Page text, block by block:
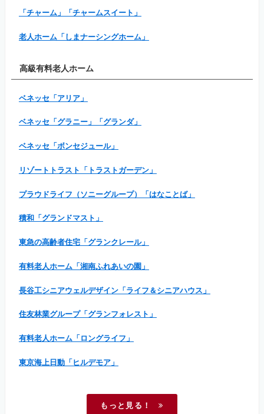
「チャーム」「チャームスイート」
老人ホーム「しまナーシングホーム」
高級有料老人ホーム
ベネッセ「アリア」
ベネッセ「グラニー」「グランダ」
ベネッセ「ボンセジュール」
リゾートトラスト「トラストガーデン」
プラウドライフ（ソニーグループ）「はなことば」
積和「グランドマスト」
東急の高齢者住宅「グランクレール」
有料老人ホーム「湘南ふれあいの園」
長谷工シニアウェルデザイン「ライフ＆シニアハウス」
住友林業グループ「グランフォレスト」
有料老人ホーム「ロングライフ」
東京海上日動「ヒルデモア」
もっと見る！